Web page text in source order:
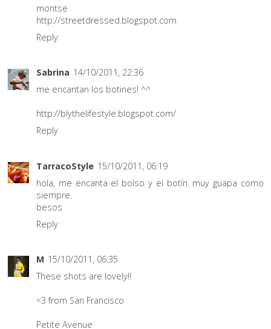
montse
http://streetdressed.blogspot.com
Reply
Sabrina 14/10/2011, 22:36
me encantan los botines! ^^
http://blythelifestyle.blogspot.com/
Reply
TarracoStyle 15/10/2011, 06:19
hola, me encanta el bolso y el botín. muy guapa como
siempre.
besos
Reply
M 15/10/2011, 06:35
These shots are lovely!!
<3 from San Francisco
Petite Avenue